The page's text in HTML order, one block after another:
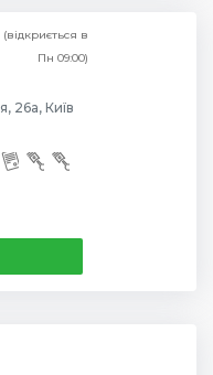
(відкриється в
Пн 09:00)
26а, Київ